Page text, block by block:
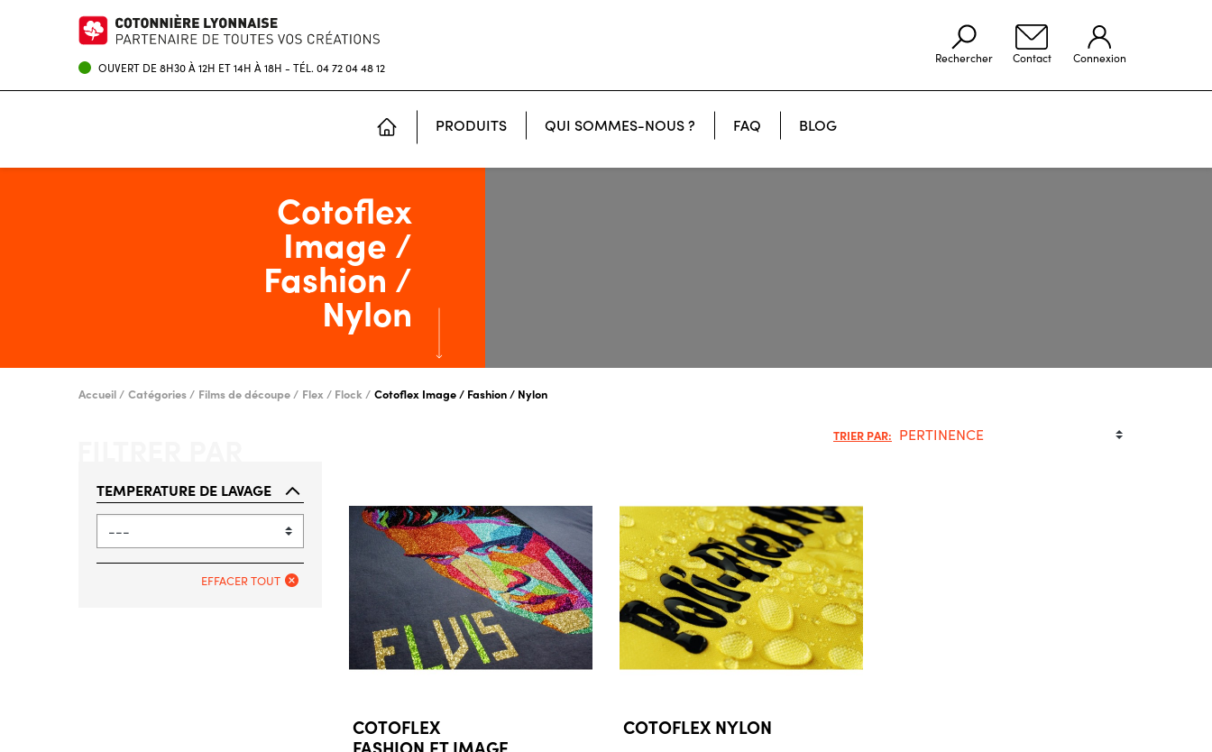
Cotoflex
Image /
Fashion /
Nylon
OUVERT DE 8H30 À 12H ET 14H À 18H - TÉL.04 72 04 48 12
Rechercher Contact Connexion
PRODUITS QUI SOMMES-NOUS ? FAQ BLOG
Accueil Catégories Films de découpe Flex / Flock Cotoflex Image / Fashion / Nylon
TEMPERATURE DE LAVAGE
EFFACER TOUT
TRIER PAR:
COTOFLEX
COTOFLEX NYLON